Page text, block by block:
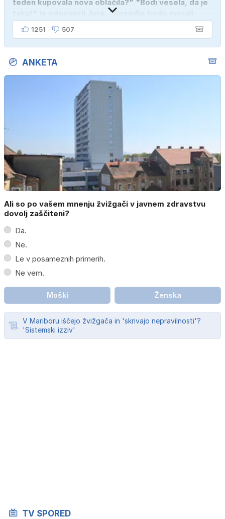
teden kupovala nova oblačila?" "Bodi vesela, da je
tako!" je odgovoril Jure. "Sosedje bodo morali
kupiti novega sina, tako sem ga prebutal!"
1251 507
ANKETA
Ali so po vašem mnenju žvižgači v javnem zdravstvu
dovolj zaščiteni?
Da.
Ne.
Le v posameznih primerih.
Ne vem.
Moški Ženska
V Mariboru iščejo žvižgača in 'skrivajo nepravilnosti'?
'Sistemski izziv'
TV SPORED